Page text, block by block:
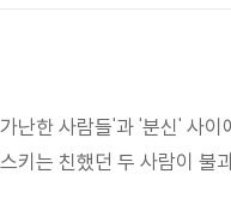
난한 사람들'과 '분신' 사
는 친했던 두 사람이